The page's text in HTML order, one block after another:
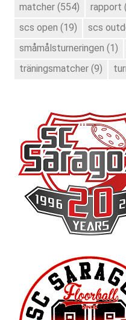
matcher (554) rapport
scs open (19) scs
småmålsturneringen (1)
träningsmatcher (9)